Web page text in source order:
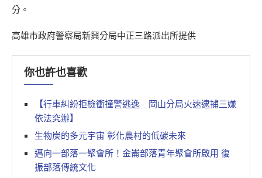
分。
高雄市政府警察局新興分局中正三路派出所提供
你也許也喜歡
【行車糾紛拒檢衝撞警逃逸 岡山分局火速逮捕三嫌
依法究辦】
生物炭的多元宇宙 彰化農村的低碳未來
邁向一部落一聚會所！金崙部落青年聚會所啟用 復
振部落傳統文化